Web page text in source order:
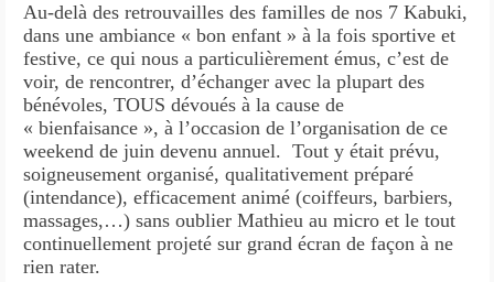
Au-delà des retrouvailles des familles de nos 7 Kabuki,
dans une ambiance « bon enfant » à la fois sportive et
festive, ce qui nous a particulièrement émus, c’est de
voir, de rencontrer, d’échanger avec la plupart des
bénévoles, TOUS dévoués à la cause de
« bienfaisance », à l’occasion de l’organisation de ce
weekend de juin devenu annuel. Tout y était prévu,
soigneusement organisé, qualitativement préparé
(intendance), efficacement animé (coiffeurs, barbiers,
massages,…) sans oublier Mathieu au micro et le tout
continuellement projeté sur grand écran de façon à ne
rien rater.